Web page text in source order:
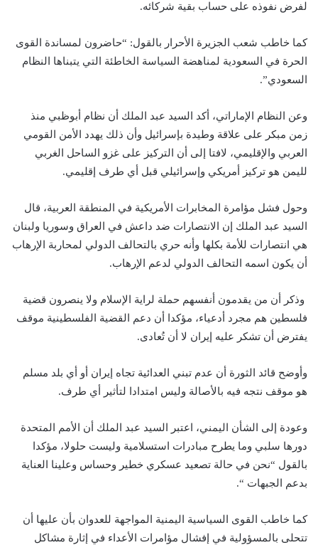
لفرض نفوذه على حساب بقية شركائه.
كما خاطب شعب الجزيرة الأحرار بالقول: “حاضرون لمساندة القوى
الحرة في السعودية لمناهضة السياسة الخاطئة التي يتبناها النظام
السعودي”.
وعن النظام الإماراتي، أكد السيد عبد الملك أن نظام أبوظبي منذ
زمن مبكر على علاقة وطيدة بإسرائيل وأن ذلك يهدد الأمن القومي
العربي والإقليمي، لافتا إلى أن التركيز على غزو الساحل الغربي
لليمن هو تركيز أمريكي وإسرائيلي قبل أي طرف إقليمي.
وحول فشل مؤامرة المخابرات الأمريكية في المنطقة العربية، قال
السيد عبد الملك إن الانتصارات ضد داعش في العراق وسوريا ولبنان
هي انتصارات للأمة بكلها وأنه حري بالتحالف الدولي لمحاربة الإرهاب
أن يكون اسمه التحالف الدولي لدعم الإرهاب.
وذكر أن من يقدمون أنفسهم حملة لراية الإسلام ولا ينصرون قضية
فلسطين هم مجرد أدعياء، مؤكدا أن دعم القضية الفلسطينية موقف
يفترض أن تشكر عليه إيران لا أن تُعادى.
وأوضح قائد الثورة أن عدم تبني العدائية تجاه إيران أو أي بلد مسلم
هو موقف نتجه فيه بالأصالة وليس امتدادا لتأثير أي طرف.
وعودة إلى الشأن اليمني، اعتبر السيد عبد الملك أن الأمم المتحدة
دورها سلبي وما يطرح مبادرات استسلامية وليست حلولا، مؤكدا
بالقول “نحن في حالة تصعيد عسكري خطير وحساس وعلينا العناية
بدعم الجبهات “.
كما خاطب القوى السياسية اليمنية المواجهة للعدوان بأن عليها أن
تتحلى بالمسؤولية في إفشال مؤامرات الأعداء في إثارة مشاكل